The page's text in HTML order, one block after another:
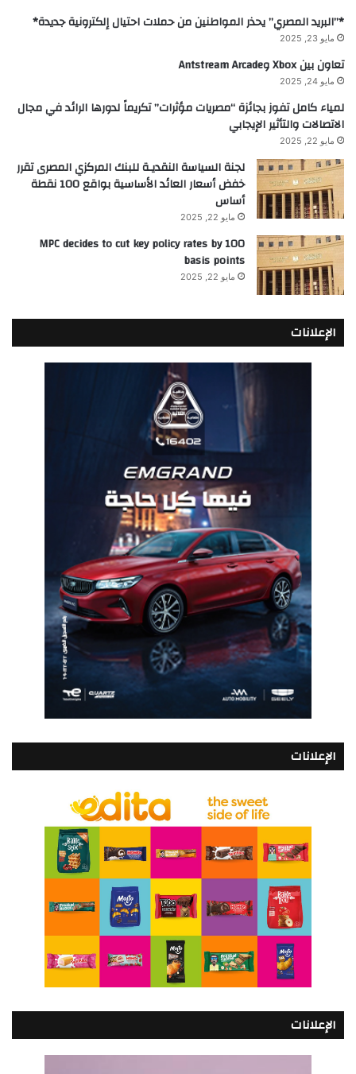
*”البريد المصري” يحذر المواطنين من حملات احتيال إلكترونية جديدة*
مايو 23, 2025
تعاون بين Xbox وAntstream Arcade
مايو 24, 2025
لمياء كامل تفوز بجائزة “مصريات مؤثرات” تكريماً لدورها الرائد في مجال
الاتصالات والتأثير الإيجابي
مايو 22, 2025
لجنة السياسة النقديـة للبنك المركزي المصرى تقرر
خفض أسعار العائد الأساسية بواقع 100 نقطة
أساس
مايو 22, 2025
MPC decides to cut key policy rates by 100
basis points
مايو 22, 2025
الإعلانات
الإعلانات
الإعلانات